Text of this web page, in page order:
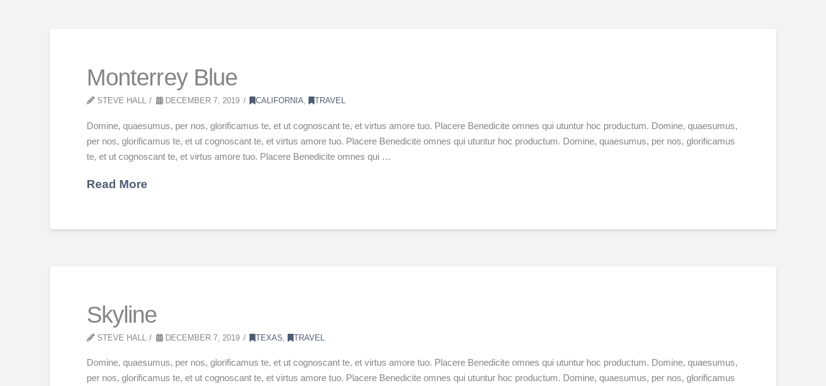
Monterrey Blue
STEVE HALL DECEMBER 7, 2019 CALIFORNIA, TRAVEL
Domine, quaesumus, per nos, glorificamus te, et ut cognoscant te, et virtus amore tuo. Placere Benedicite omnes qui utuntur hoc productum. Domine, quaesumus,
per nos, glorificamus te, et ut cognoscant te, et virtus amore tuo. Placere Benedicite omnes qui utuntur hoc productum. Domine, quaesumus, per nos, glorificamus
te, et ut cognoscant te, et virtus amore tuo. Placere Benedicite omnes qui …
Read More
Skyline
STEVE HALL DECEMBER 7, 2019 TEXAS , TRAVEL
Domine, quaesumus, per nos, glorificamus te, et ut cognoscant te, et virtus amore tuo. Placere Benedicite omnes qui utuntur hoc productum. Domine, quaesumus,
per nos, glorificamus te, et ut cognoscant te, et virtus amore tuo. Placere Benedicite omnes qui utuntur hoc productum. Domine, quaesumus, per nos, glorificamus